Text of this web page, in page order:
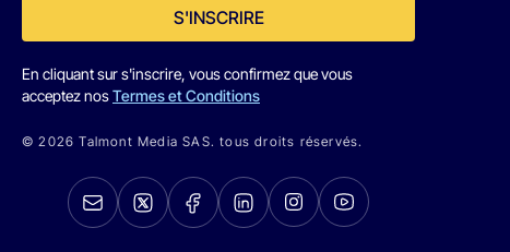
S'INSCRIRE
En cliquant sur s'inscrire, vous confirmez que vous
acceptez nosTermes et Conditions
© 2026 Talmont Media SAS. tous droits réservés.